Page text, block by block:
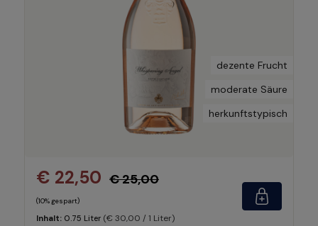
dezente Frucht
moderate Säure
herkunftstypisch
€ 22,50 € 25,00
(10% gespart)
Inhalt: 0.75 Liter (€ 30,00 / 1 Liter)